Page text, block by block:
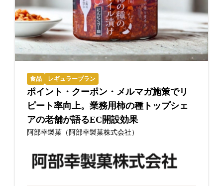
食品 レギュラープラン
ポイント・クーポン・メルマガ施策でリ
ピート率向上。業務用柿の種トップシェ
アの老舗が語るEC開設効果
阿部幸製菓（阿部幸製菓株式会社）